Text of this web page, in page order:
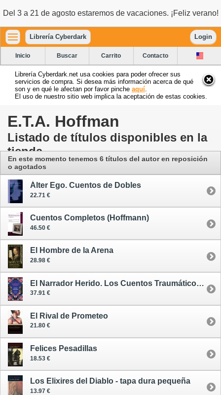
Del 3 a 21 de agosto estaremos de vacaciones. ¡Feliz verano!
Librería Cyberdark Login
Inicio Buscar Carrito Contacto
Librería Cyberdark.net usa cookies para poder ofrecer sus
servicios de compra. Si desea más información acerca de qué
son y en qué le afectan por favor pinche aquí
El uso de nuestro sitio web implica la aceptación de estas cookies.
E.T.A. Hoffman
Listado de títulos disponibles en la
tienda
En este momento tenemos 6 títulos del autor en reposición
o agotados
Álter Ego. Cuentos de Dobles
22.71 €
Cuentos Completos (Hoffmann)
46.50 €
El Hombre de la Arena
28.98 €
El Narrador Herido. Los Cuentos Traumáticos de E. T. A. Hoffmann - ilustrado
37.91 €
El Rival de Prometeo
21.80 €
Felices Pesadillas
18.53 €
Los Elixires del Diablo - tapa dura pequeña
13.97 €